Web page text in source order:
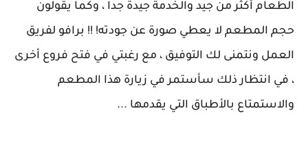
الطعام أكثر من جيد والخدمة جيدة جدا ، وكما يقولون
حجم المطعم لا يعطي صورة عن جودته! !! برافو لفريق
العمل ونتمنى لك التوفيق ، مع رغبتي في فتح فروع أخرى
، في انتظار ذلك سأستمر في زيارة هذا المطعم
والاستمتاع بالأطباق التي يقدمها ...